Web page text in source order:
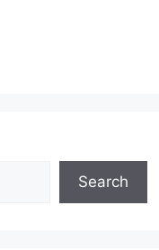
Search